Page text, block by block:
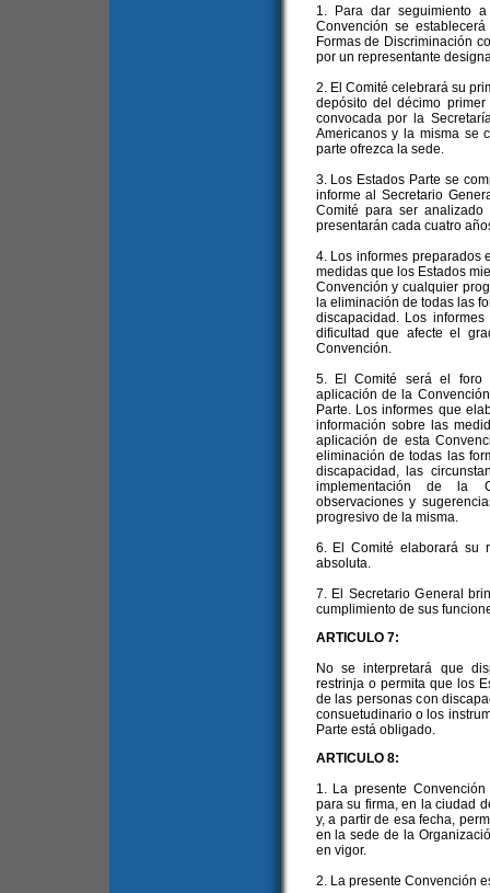
1. Para dar seguimiento
Convención se
Formas de Discriminación
por un representante
2. El Comité celebrará su
depósito del décimo
convocada por la
Americanos y la misma se
parte ofrezca la sede.
3. Los Estados Parte se
informe al Secretario
Comité para ser
presentarán cada cuatro
4. Los informes preparados
medidas que los Estados
Convención y cualquier
la eliminación de todas las
discapacidad. Los
dificultad que afecte el
Convención.
5. El Comité será el foro
aplicación de la
Parte. Los informes que
información sobre las
aplicación de esta
eliminación de todas las
discapacidad, las
implementación de la
observaciones y
progresivo de la misma.
6. El Comité elaborará su
absoluta.
7. El Secretario General
cumplimiento de sus
ARTICULO 7:
No se interpretará que
restrinja o permita que los
de las personas con
consuetudinario o los
Parte está obligado.
ARTICULO 8:
1. La presente
para su firma, en la ciudad
y, a partir de esa fecha,
en la sede de la
en vigor.
2. La presente Convención